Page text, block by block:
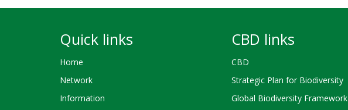
Quick links
Home
Network
Information
CBD links
CBD
Strategic Plan for Biodiversity
Global Biodiversity Framework